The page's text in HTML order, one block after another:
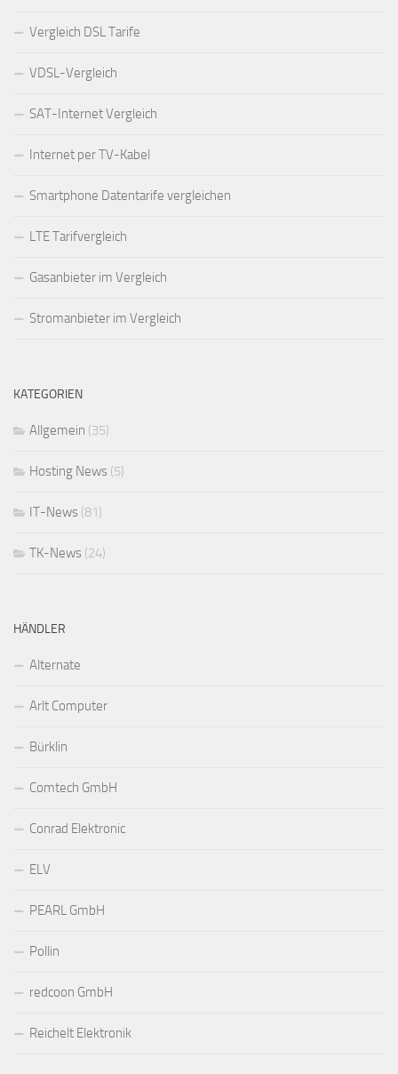
Vergleich DSL Tarife
VDSL-Vergleich
SAT-Internet Vergleich
Internet per TV-Kabel
Smartphone Datentarife vergleichen
LTE Tarifvergleich
Gasanbieter im Vergleich
Stromanbieter im Vergleich
KATEGORIEN
Allgemein (35)
Hosting News (5)
IT-News (81)
TK-News (24)
HÄNDLER
Alternate
Arlt Computer
Bürklin
Comtech GmbH
Conrad Elektronic
ELV
PEARL GmbH
Pollin
redcoon GmbH
Reichelt Elektronik